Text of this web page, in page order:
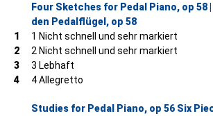
Four Sketches for Pedal Piano, op 58
den Pedalflügel, op 58
1
1 Nicht schnell und sehr markiert
2
2 Nicht schnell und sehr markiert
3
3 Lebhaft
4
4 Allegretto
Studies for Pedal Piano, op 56 Six